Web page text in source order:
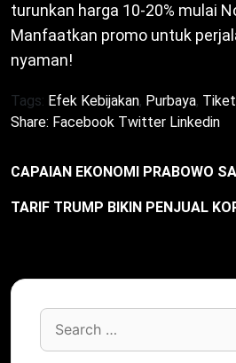
turunkan harga 10-20% mulai
Manfaatkan promo untuk
nyaman!
Tags: Efek Kebijakan, Purbaya,
Share: Facebook Twitter Linkedin
CAPAIAN EKONOMI PRABOWO
TARIF TRUMP BIKIN PENJUAL
Search
for: